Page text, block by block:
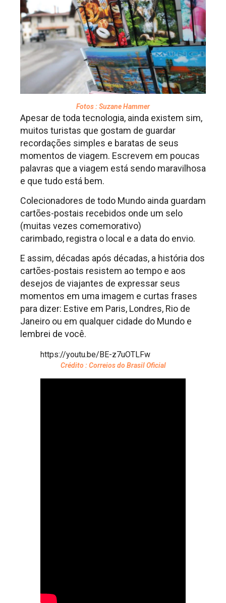
Fotos : Suzane Hammer
Apesar de toda tecnologia, ainda existem sim,
muitos turistas que gostam de guardar
recordações simples e baratas de seus
momentos de viagem. Escrevem em poucas
palavras que a viagem está sendo maravilhosa
e que tudo está bem.
Colecionadores de todo Mundo ainda guardam
cartões-postais recebidos onde um selo
(muitas vezes comemorativo)
carimbado, registra o local e a data do envio.
E assim, décadas após décadas, a história dos
cartões-postais resistem ao tempo e aos
desejos de viajantes de expressar seus
momentos em uma imagem e curtas frases
para dizer: Estive em Paris, Londres, Rio de
Janeiro ou em qualquer cidade do Mundo e
lembrei de você.
https://youtu.be/BE-z7uOTLFw
Crédito : Correios do Brasil Oficial